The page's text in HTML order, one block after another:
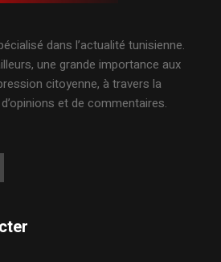
dans l’actualité tunisienne.
une grande importance aux
citoyenne, à travers la
et de commentaires.